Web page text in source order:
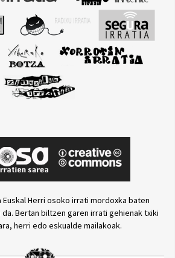
Euskal Herri osoko irrati mordoxka baten
Bertan biltzen garen irrati gehienak txiki
herri edo eskualde mailakoak.